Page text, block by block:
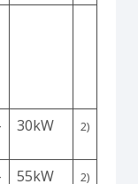
30kW 2)
55kW 2)